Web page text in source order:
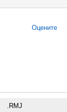
Оцените
.RMJ